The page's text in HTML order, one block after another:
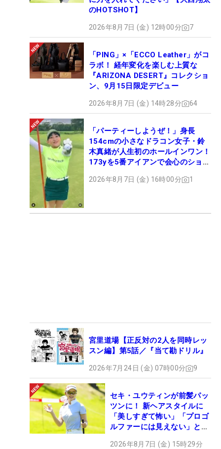
のHOTSHOT】
2026年8月7日 (金) 12時00分 7
「PING」×「ECCO Leather」がコ
ラボ！ 経年変化を楽しむ上質な
『ARIZONA DESERT』コレクショ
ン、9月15日限定デビュー
2026年8月7日 (金) 14時28分 64
「パーティーしようぜ！」身長
154cmの小さなドラコン女子・鈴
木真緒が人生初のホールインワン！
173yを5番アイアンで会心のショッ
2026年8月7日 (金) 16時00分 1
宮里道場【正反対の2人を同時レッ
スン編】第5話／『当て勘ドリル』
2026年7月24日 (金) 07時00分 9
セキ・ユウティンが前髪パッ
ツンに！ 新ヘアスタイルに
「美しすぎて怖い」「プロゴ
ルファーには見えない」とコ
2026年8月7日 (金) 15時29分